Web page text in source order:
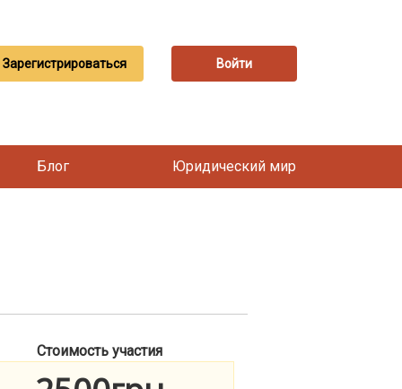
Зарегистрироваться Войти
Блог Юридический мир
Стоимость участия